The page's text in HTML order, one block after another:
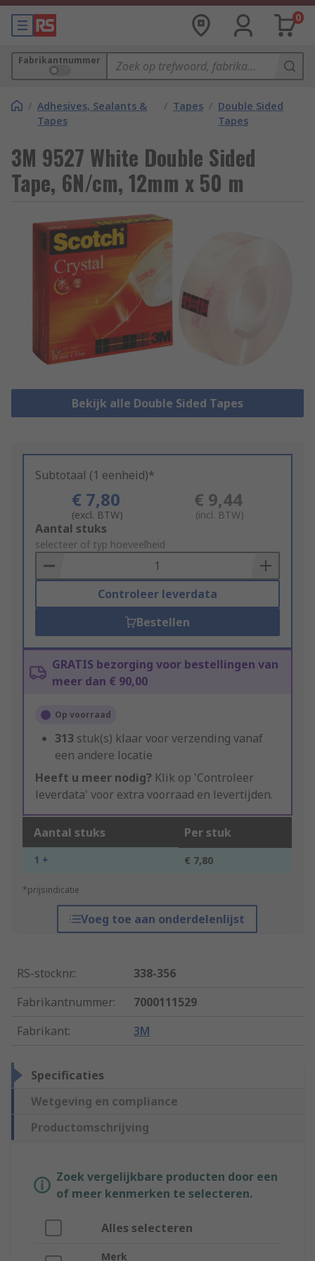
0
Fabrikantnummer
/ Adhesives, Sealants &
Tapes
/ Tapes / Double Sided
Tapes
3M 9527 White Double Sided
Tape, 6N/cm, 12mm x 50 m
Bekijk alle Double Sided Tapes
Subtotaal (1 eenheid)*
€ 7,80
(excl. BTW)
€ 9,44
(incl. BTW)
Add
to
Basket
Aantal stuks
selecteer of typ hoeveelheid
Controleer leverdata
Bestellen
GRATIS bezorging voor bestellingen van
meer dan € 90,00
Op voorraad
313 stuk(s) klaar voor verzending vanaf
een andere locatie
Heeft u meer nodig? Klik op 'Controleer
leverdata' voor extra voorraad en levertijden.
Aantal stuks Per stuk
1 + € 7,80
*prijsindicatie
Voeg toe aan onderdelenlijst
RS-stocknr.:
338-356
Fabrikantnummer:
7000111529
Fabrikant: 3M
Specificaties
Wetgeving en compliance
Productomschrijving
Zoek vergelijkbare producten door een
of meer kenmerken te selecteren.
Alles selecteren
Merk